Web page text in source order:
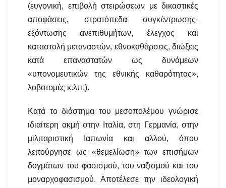
(ευγονική, επιβολή στειρώσεων με δικαστικές
αποφάσεις, στρατόπεδα συγκέντρωσης-
εξόντωσης ανεπιθυμήτων, έλεγχος και
καταστολή μεταναστών, εθνοκαθάρσεις, διώξεις
κατά επαναστατών ως δυνάμεων
«υπονομευτικών της εθνικής καθαρότητας»,
λοβοτομές κ.λπ.).
Κατά το διάστημα του μεσοπολέμου γνώρισε
ιδιαίτερη ακμή στην Ιταλία, στη Γερμανία, στην
μιλιταριστική Ιαπωνία και αλλού, όπου
λειτούργησε ως «θεμελίωση» των επισήμων
δογμάτων του φασισμού, του ναζισμού και του
μοναρχοφασισμού. Αποτέλεσε την ιδεολογική